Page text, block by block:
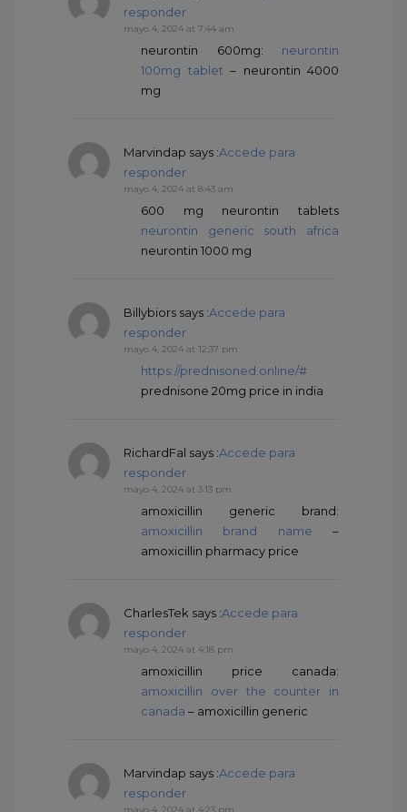
responder
mayo 4, 2024 at 7:44 am
neurontin 600mg: neurontin
100mg tablet – neurontin 4000
mg
Marvindap says :Accede para
responder
mayo 4, 2024 at 8:43 am
600 mg neurontin tablets
neurontin generic south africa
neurontin 1000 mg
Billybiors says :Accede para
responder
mayo 4, 2024 at 12:37 pm
https://prednisoned.online/#
prednisone 20mg price in india
RichardFal says :Accede para
responder
mayo 4, 2024 at 3:13 pm
amoxicillin generic brand:
amoxicillin brand name –
amoxicillin pharmacy price
CharlesTek says :Accede para
responder
mayo 4, 2024 at 4:18 pm
amoxicillin price canada:
amoxicillin over the counter in
canada – amoxicillin generic
Marvindap says :Accede para
responder
mayo 4, 2024 at 4:23 pm